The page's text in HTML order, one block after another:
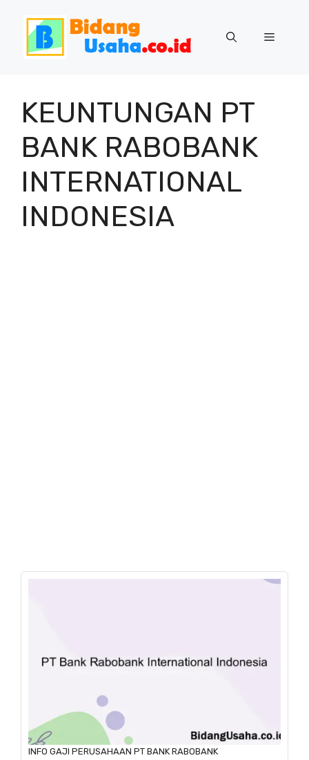
Menu
KEUNTUNGAN PT
BANK RABOBANK
INTERNATIONAL
INDONESIA
INFO GAJI PERUSAHAAN PT BANK RABOBANK